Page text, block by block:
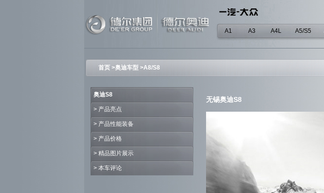
A1 A3 A4L A5/S5
首页 >奥迪车型 >A8/S8
奥迪S8
> 产品亮点
> 产品性能装备
> 产品价格
> 精品图片展示
> 本车评论
无锡奥迪S8